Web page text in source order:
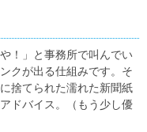
！」と事務所で叫んでい
クが出る仕組みです。そ
捨てられた濡れた新聞紙
ドバイス。（もう少し優